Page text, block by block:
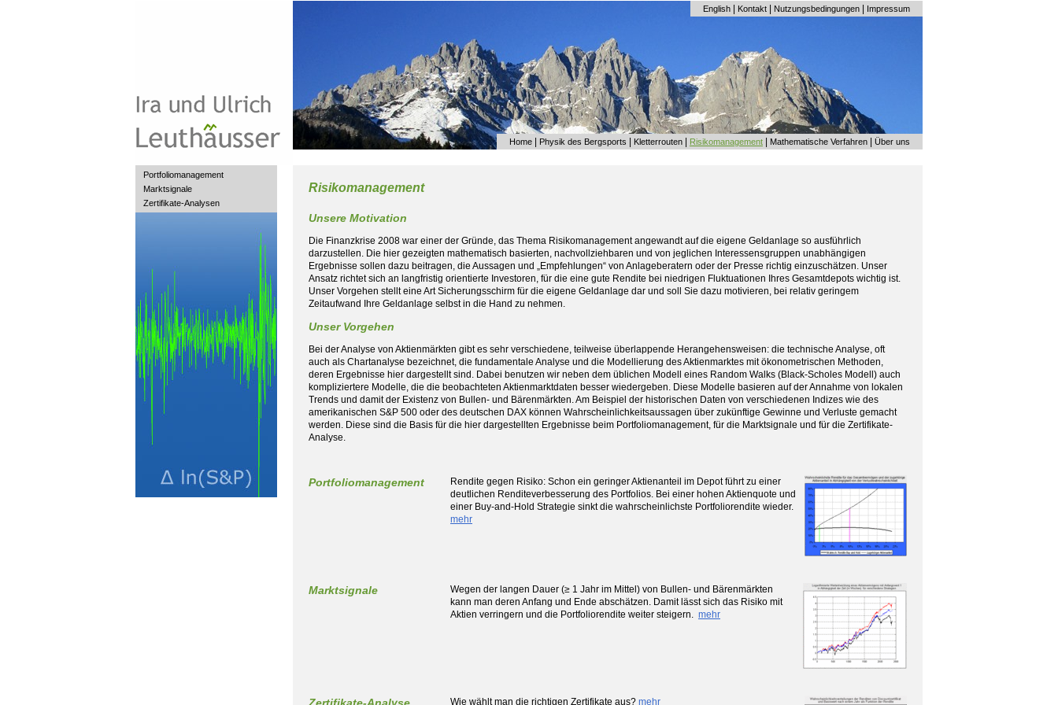
English Kontakt Nutzungsbedingungen Impressum
Home Physik des Bergsports Kletterrouten Risikomanagement Mathematische Verfahren Über uns
Portfoliomanagement
Marktsignale
Zertifikate-Analysen
Risikomanagement
Unsere Motivation
Die Finanzkrise 2008 war einer der Gründe, das Thema Risikomanagement angewandt auf die eigene Geldanlage so ausführlich
darzustellen. Die hier gezeigten mathematisch basierten, nachvollziehbaren und von jeglichen Interessensgruppen unabhängigen
Ergebnisse sollen dazu beitragen, die Aussagen und „Empfehlungen“ von Anlageberatern oder der Presse richtig einzuschätzen. Unser
Ansatz richtet sich an langfristig orientierte Investoren, für die eine gute Rendite bei niedrigen Fluktuationen Ihres Gesamtdepots wichtig ist.
Unser Vorgehen stellt eine Art Sicherungsschirm für die eigene Geldanlage dar und soll Sie dazu motivieren, bei relativ geringem
Zeitaufwand Ihre Geldanlage selbst in die Hand zu nehmen.
Unser Vorgehen
Bei der Analyse von Aktienmärkten gibt es sehr verschiedene, teilweise überlappende Herangehensweisen: die technische Analyse, oft
auch als Chartanalyse bezeichnet, die fundamentale Analyse und die Modellierung des Aktienmarktes mit ökonometrischen Methoden,
deren Ergebnisse hier dargestellt sind. Dabei benutzen wir neben dem üblichen Modell eines Random Walks (Black-Scholes Modell) auch
kompliziertere Modelle, die die beobachteten Aktienmarktdaten besser wiedergeben. Diese Modelle basieren auf der Annahme von lokalen
Trends und damit der Existenz von Bullen- und Bärenmärkten. Am Beispiel der historischen Daten von verschiedenen Indizes wie des
amerikanischen S&P 500 oder des deutschen DAX können Wahrscheinlichkeitsaussagen über zukünftige Gewinne und Verluste gemacht
werden. Diese sind die Basis für die hier dargestellten Ergebnisse beim Portfoliomanagement, für die Marktsignale und für die Zertifikate-
Analyse.
Portfoliomanagement
Rendite gegen Risiko: Schon ein geringer Aktienanteil im Depot führt zu einer
deutlichen Renditeverbesserung des Portfolios. Bei einer hohen Aktienquote und
einer Buy-and-Hold Strategie sinkt die wahrscheinlichste Portfoliorendite wieder.
mehr
Marktsignale
Wegen der langen Dauer (≥ 1 Jahr im Mittel) von Bullen- und Bärenmärkten
kann man deren Anfang und Ende abschätzen. Damit lässt sich das Risiko mit
Aktien verringern und die Portfoliorendite weiter steigern. mehr
Wie wählt man die richtigen Zertifikate aus? mehr